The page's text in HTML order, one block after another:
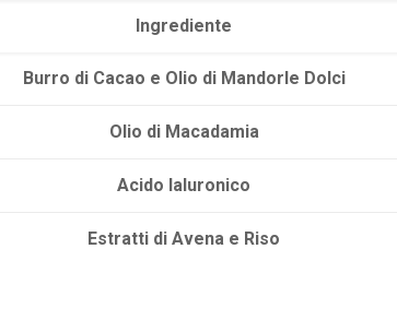
Ingrediente
Burro di Cacao e Olio di Mandorle Dolci
Olio di Macadamia
Acido Ialuronico
Estratti di Avena e Riso